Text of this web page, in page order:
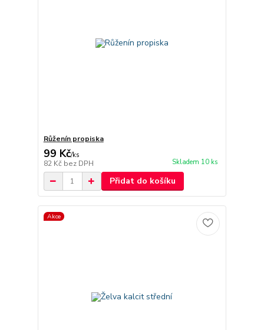
Růženín propiska
99 Kč/ks
82 Kč bez DPH Skladem 10 ks
Přidat do košíku
Akce